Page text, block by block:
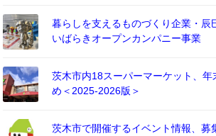
暮らしを支えるものづくり企業・辰
いばらきオープンカンパニー事業
茨木市内18スーパーマーケット、年
め＜2025-2026版＞
茨木市で開催するイベント情報、募